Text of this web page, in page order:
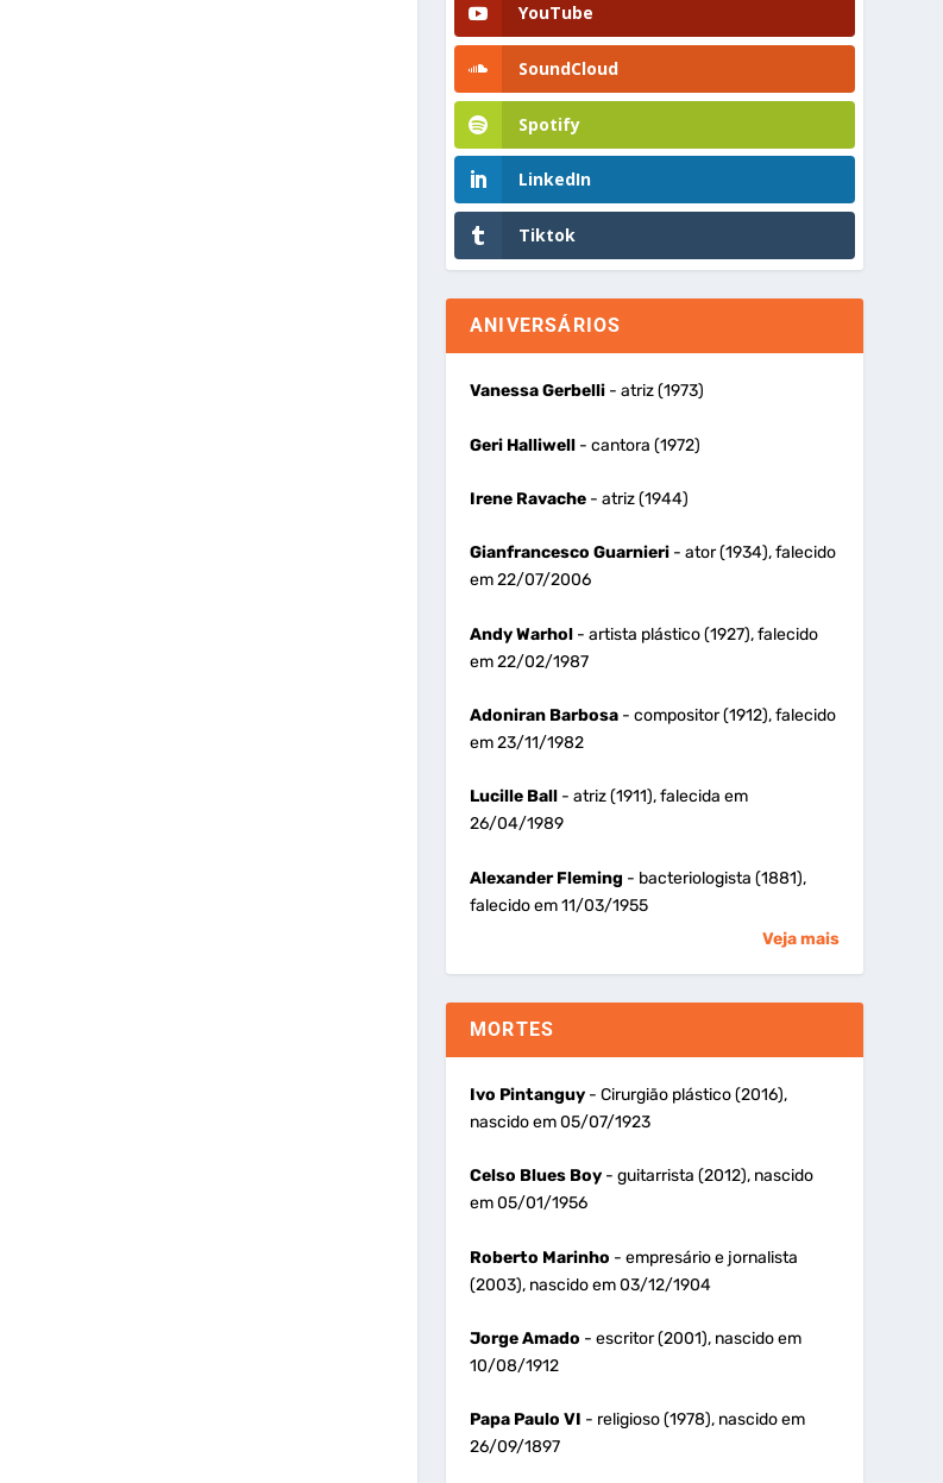
YouTube
SoundCloud
Spotify
LinkedIn
Tiktok
ANIVERSÁRIOS
Vanessa Gerbelli- atriz (1973)
Geri Halliwell- cantora (1972)
Irene Ravache- atriz (1944)
Gianfrancesco Guarnieri- ator (1934), falecido
em 22/07/2006
Andy Warhol- artista plástico (1927), falecido
em 22/02/1987
Adoniran Barbosa- compositor (1912), falecido
em 23/11/1982
Lucille Ball- atriz (1911), falecida em
26/04/1989
Alexander Fleming - bacteriologista (1881),
falecido em 11/03/1955
Veja mais
MORTES
Ivo Pintanguy- Cirurgião plástico (2016),
nascido em 05/07/1923
Celso Blues Boy- guitarrista (2012), nascido
em 05/01/1956
Roberto Marinho - empresário e jornalista
(2003), nascido em 03/12/1904
Jorge Amado - escritor (2001), nascido em
10/08/1912
Papa Paulo VI - religioso (1978), nascido em
26/09/1897